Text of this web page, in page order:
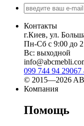
Контакты
г.Киев, ул.
Пн-Сб с 9:00 до
Вс: выходной
099 744 94 29067
© 2015—2026
Компания
Помощь